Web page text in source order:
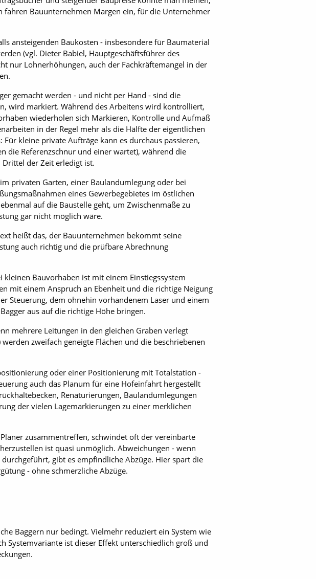
fahren Bauunternehmen Margen ein, für die Unternehmer
ansteigenden Baukosten - insbesondere für Baumaterial
(vgl. Dieter Babiel, Hauptgeschäftsführer des
nur Lohnerhöhungen, auch der Fachkräftemangel in der
gemacht werden - und nicht per Hand - sind die
wird markiert. Während des Arbeitens wird kontrolliert,
wiederholen sich Markieren, Kontrolle und Aufmaß
in der Regel mehr als die Hälfte der eigentlichen
kleine private Aufträge kann es durchaus passieren,
die Referenzschnur und einer wartet), während die
Drittel der Zeit erledigt ist.
privaten Garten, einer Baulandumlegung oder bei
eines Gewerbegebietes im östlichen
auf die Baustelle geht, um Zwischenmaße zu
gar nicht möglich wäre.
heißt das, der Bauunternehmen bekommt seine
auch richtig und die prüfbare Abrechnung
kleinen Bauvorhaben ist mit einem Einstiegssystem
mit einem Anspruch an Ebenheit und die richtige Neigung
Steuerung, dem ohnehin vorhandenem Laser und einem
aus auf die richtige Höhe bringen.
mehrere Leitungen in den gleichen Graben verlegt
zweifach geneigte Flächen und die beschriebenen
oder einer Positionierung mit Totalstation -
auch das Planum für eine Hofeinfahrt hergestellt
Renaturierungen, Baulandumlegungen
der vielen Lagemarkierungen zu einer merklichen
zusammentreffen, schwindet oft der vereinbarte
ist quasi unmöglich. Abweichungen - wenn
gibt es empfindliche Abzüge. Hier spart die
- ohne schmerzliche Abzüge.
Baggern nur bedingt. Vielmehr reduziert ein System wie
Systemvariante ist dieser Effekt unterschiedlich groß und